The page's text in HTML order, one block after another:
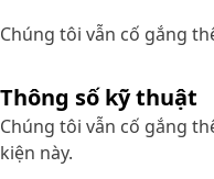
Chúng tôi vẫn cố gắng
Thông số kỹ thuật
Chúng tôi vẫn cố gắng
kiện này.